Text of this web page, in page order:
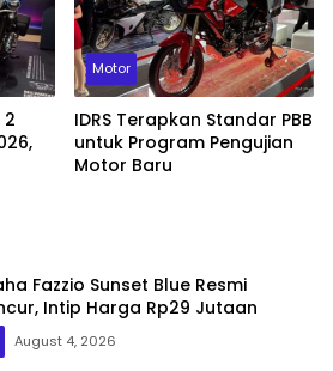
Motor
IDRS Terapkan Standar PBB
untuk Program Pengujian
Motor Baru
Fazzio Sunset Blue Resmi
Intip Harga Rp29 Jutaan
August 4, 2026